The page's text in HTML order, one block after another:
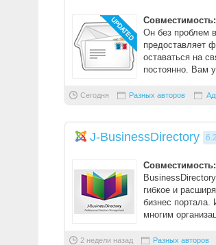
Он без проблем
предоставляет
оставаться на
постоянно. Вам
Сегодня Разных авторов
J-BusinessDirectory
гибкое и
бизнес портала.
многим
2 недели назад Разных авторов